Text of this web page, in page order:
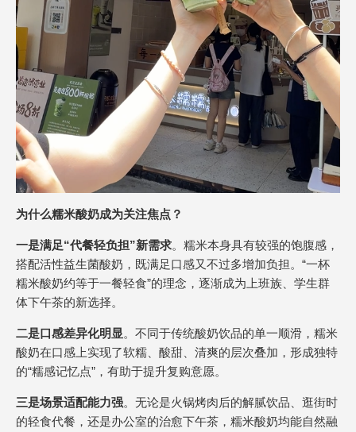
为什么糯米酸奶成为关注焦点？
一是满足“代餐轻负担”新需求。糯米本身具有较强的饱腹感，
搭配活性益生菌酸奶，既满足口感又不过多增加负担。“一杯
糯米酸奶约等于一餐轻食”的理念，逐渐成为上班族、学生群
体下午茶的新选择。
二是口感差异化明显。不同于传统酸奶饮品的单一顺滑，糯米
酸奶在口感上实现了软糯、酸甜、清爽的层次叠加，形成独特
的“糯感记忆点”，有助于提升复购意愿。
三是场景适配能力强。无论是火锅烤肉后的解腻饮品、逛街时
的轻食代餐，还是办公室的治愈下午茶，糯米酸奶均能自然融